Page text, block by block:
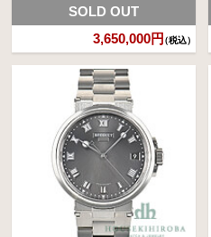
3,650,000円（税込）
SOLD OUT